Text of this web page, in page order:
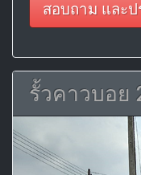
สอบถาม และป
รั้วคาวบอย